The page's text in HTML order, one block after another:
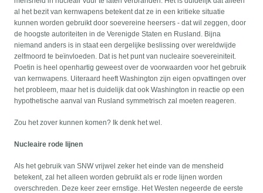
al het bezit van kernwapens betekent dat ze in een kritieke situatie
kunnen worden gebruikt door soevereine heersers - dat wil zeggen, door
de hoogste autoriteiten in de Verenigde Staten en Rusland. Bijna
niemand anders is in staat een dergelijke beslissing over wereldwijde
zelfmoord te beïnvloeden. Dat is het punt van nucleaire soevereiniteit.
Poetin is heel openhartig geweest over de voorwaarden voor het gebruik
van kernwapens. Uiteraard heeft Washington zijn eigen opvattingen over
het probleem, maar het is duidelijk dat ook Washington in reactie op een
hypothetische aanval van Rusland symmetrisch zal moeten reageren.
Zou het zover kunnen komen? Ik denk het wel.
Nucleaire rode lijnen
Als het gebruik van SNW vrijwel zeker het einde van de mensheid
betekent, zal het alleen worden gebruikt als er rode lijnen worden
overschreden. Deze keer zeer ernstige. Het Westen negeerde de eerste